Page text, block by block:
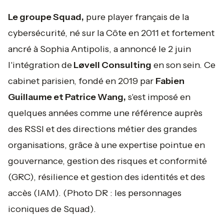
Le groupe Squad, pure player français de la
cybersécurité, né sur la Côte en 2011 et fortement
ancré à Sophia Antipolis, a annoncé le 2 juin
l'intégration deLøvell Consulting en son sein. Ce
cabinet parisien, fondé en 2019 par Fabien
Guillaume et Patrice Wang, s'est imposé en
quelques années comme une référence auprès
des RSSI et des directions métier des grandes
organisations, grâce à une expertise pointue en
gouvernance, gestion des risques et conformité
(GRC), résilience et gestion des identités et des
accès (IAM). (Photo DR : les personnages
iconiques de Squad).